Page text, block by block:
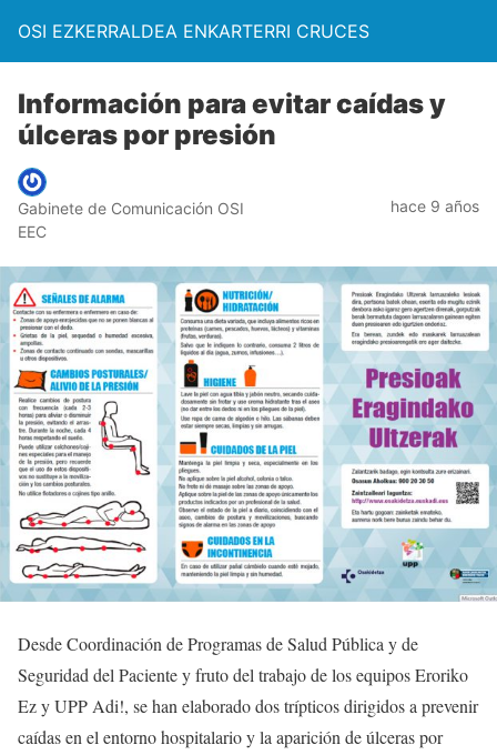
OSI EZKERRALDEA ENKARTERRI CRUCES
Información para evitar caídas y
úlceras por presión
Gabinete de Comunicación OSI
EEC
hace 9 años
Desde Coordinación de Programas de Salud Pública y de
Seguridad del Paciente y fruto del trabajo de los equipos Eroriko
Ez y UPP Adi!, se han elaborado dos trípticos dirigidos a prevenir
caídas en el entorno hospitalario y la aparición de úlceras por